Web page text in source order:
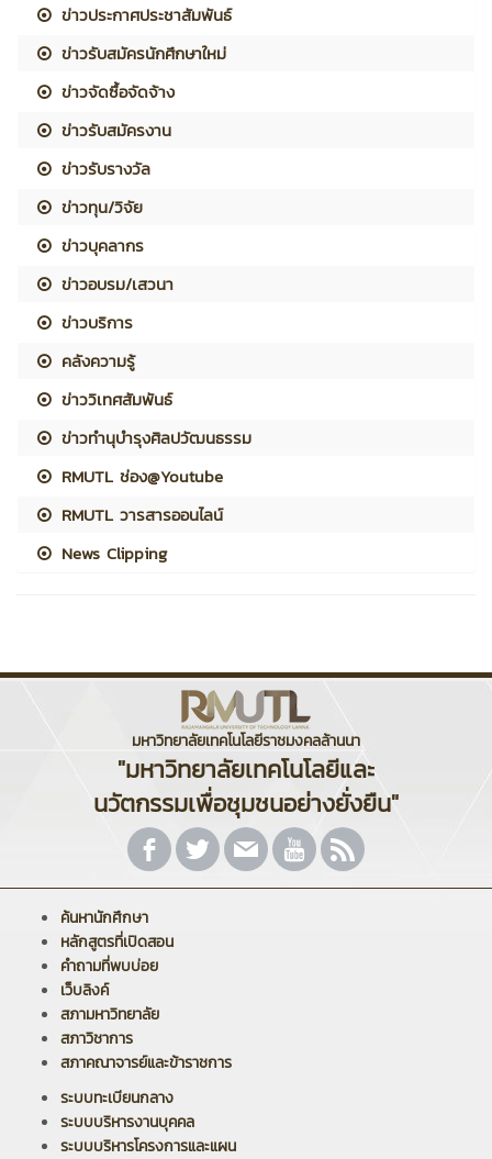
ข่าวประกาศประชาสัมพันธ์
ข่าวรับสมัครนักศึกษาใหม่
ข่าวจัดซื้อจัดจ้าง
ข่าวรับสมัครงาน
ข่าวรับรางวัล
ข่าวทุน/วิจัย
ข่าวบุคลากร
ข่าวอบรม/เสวนา
ข่าวบริการ
คลังความรู้
ข่าววิเทศสัมพันธ์
ข่าวทำนุบำรุงศิลปวัฒนธรรม
RMUTL ช่อง@Youtube
RMUTL วารสารออนไลน์
News Clipping
มหาวิทยาลัยเทคโนโลยีราชมงคลล้านนา
"มหาวิทยาลัยเทคโนโลยีและ
นวัตกรรมเพื่อชุมชนอย่างยั่งยืน"
ค้นหานักศึกษา
หลักสูตรที่เปิดสอน
คำถามที่พบบ่อย
เว็บลิงค์
สภามหาวิทยาลัย
สภาวิชาการ
สภาคณาจารย์และข้าราชการ
ระบบทะเบียนกลาง
ระบบบริหารงานบุคคล
ระบบบริหารโครงการและแผน